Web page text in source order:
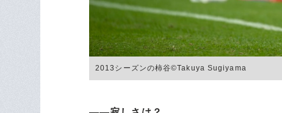
2013シーズンの柿谷©Takuya Sugiyama